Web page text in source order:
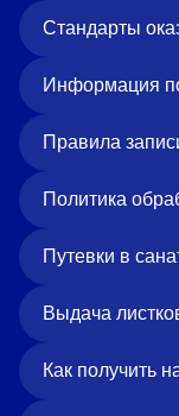
Стандарты
Информация
Правила
Политика
Путевки в
Выдача
Как получить